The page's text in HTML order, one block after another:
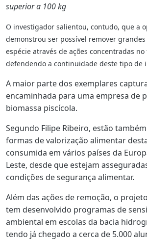
superior a 100 kg
O investigador salientou, contudo, que a
demonstrou ser possível remover
espécie através de ações concentradas
defendendo a continuidade deste tipo de
A maior parte dos exemplares
encaminhada para uma empresa de
biomassa piscícola.
Segundo Filipe Ribeiro, estão
formas de valorização alimentar
consumida em vários países da
Leste, desde que estejam
condições de segurança alimentar.
Além das ações de remoção, o
tem desenvolvido programas de
ambiental em escolas da bacia
tendo já chegado a cerca de 5.000